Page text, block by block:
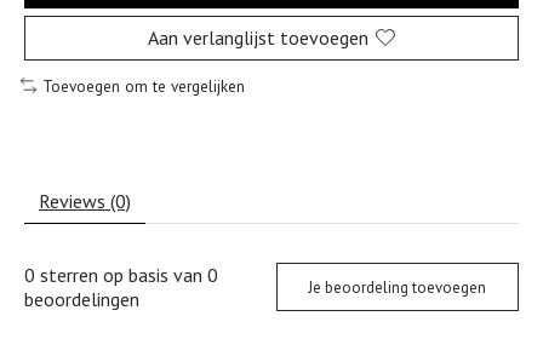
Aan verlanglijst toevoegen
Toevoegen om te vergelijken
Reviews (0)
0 sterren op basis van 0
beoordelingen
Je beoordeling toevoegen